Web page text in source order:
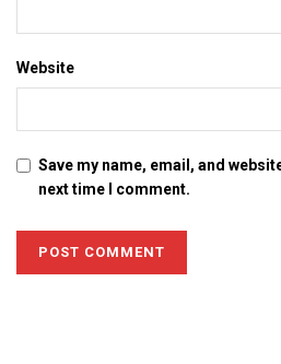
Website
Save my name, email, and
next time I comment.